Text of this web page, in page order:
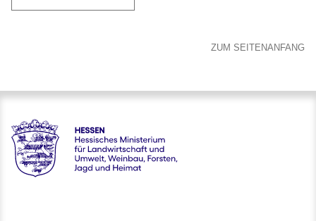
ZUM SEITENANFANG
Hessen - Hessisches Ministerium für Landwirtschaft und